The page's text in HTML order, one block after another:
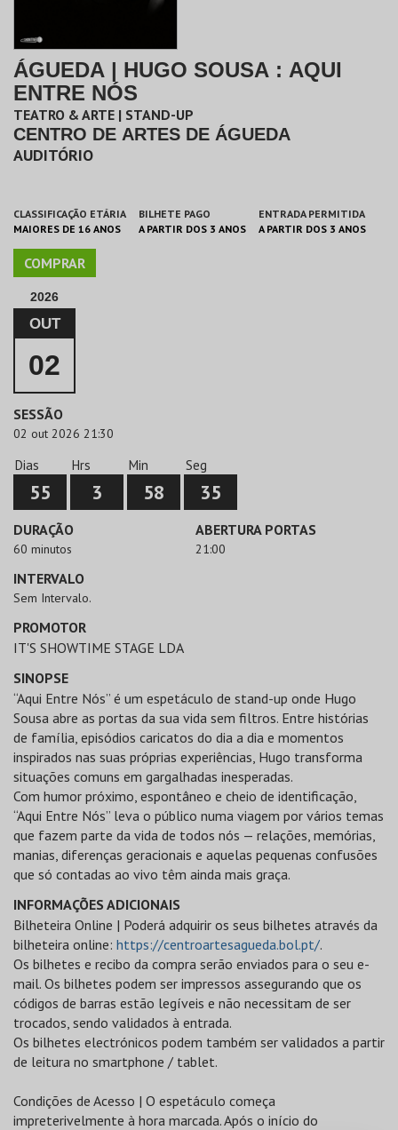
ÁGUEDA | HUGO SOUSA : AQUI
ENTRE NÓS
TEATRO & ARTE | STAND-UP
CENTRO DE ARTES DE ÁGUEDA
AUDITÓRIO
CLASSIFICAÇÃO ETÁRIA
MAIORES DE 16 ANOS
BILHETE PAGO
A PARTIR DOS 3 ANOS
ENTRADA PERMITIDA
A PARTIR DOS 3 ANOS
COMPRAR
2026
OUT
02
SESSÃO
02 out 2026 21:30
Dias
55
Hrs
3
Min
58
Seg
35
DURAÇÃO
60 minutos
ABERTURA PORTAS
21:00
INTERVALO
Sem Intervalo.
PROMOTOR
IT'S SHOWTIME STAGE LDA
SINOPSE
“Aqui Entre Nós” é um espetáculo de stand-up onde Hugo
Sousa abre as portas da sua vida sem filtros. Entre histórias
de família, episódios caricatos do dia a dia e momentos
inspirados nas suas próprias experiências, Hugo transforma
situações comuns em gargalhadas inesperadas.
Com humor próximo, espontâneo e cheio de identificação,
“Aqui Entre Nós” leva o público numa viagem por vários temas
que fazem parte da vida de todos nós — relações, memórias,
manias, diferenças geracionais e aquelas pequenas confusões
que só contadas ao vivo têm ainda mais graça.
INFORMAÇÕES ADICIONAIS
Bilheteira Online | Poderá adquirir os seus bilhetes através da
bilheteira online: https://centroartesagueda.bol.pt/.
Os bilhetes e recibo da compra serão enviados para o seu e-
mail. Os bilhetes podem ser impressos assegurando que os
códigos de barras estão legíveis e não necessitam de ser
trocados, sendo validados à entrada.
Os bilhetes electrónicos podem também ser validados a partir
de leitura no smartphone / tablet.
Condições de Acesso | O espetáculo começa
impreterivelmente à hora marcada. Após o início do